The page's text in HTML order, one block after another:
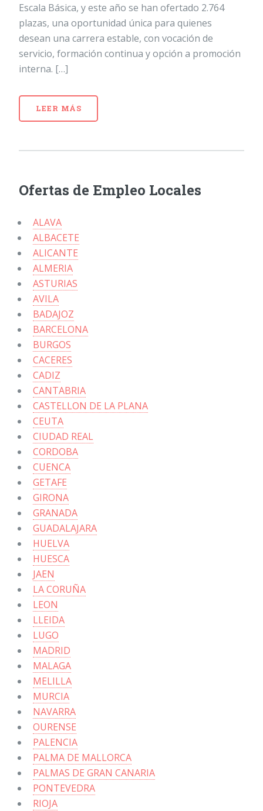
Escala Básica, y este año se han ofertado 2.764
plazas, una oportunidad única para quienes
desean una carrera estable, con vocación de
servicio, formación continua y opción a promoción
interna. […]
LEER MÁS
Ofertas de Empleo Locales
ALAVA
ALBACETE
ALICANTE
ALMERIA
ASTURIAS
AVILA
BADAJOZ
BARCELONA
BURGOS
CACERES
CADIZ
CANTABRIA
CASTELLON DE LA PLANA
CEUTA
CIUDAD REAL
CORDOBA
CUENCA
GETAFE
GIRONA
GRANADA
GUADALAJARA
HUELVA
HUESCA
JAEN
LA CORUÑA
LEON
LLEIDA
LUGO
MADRID
MALAGA
MELILLA
MURCIA
NAVARRA
OURENSE
PALENCIA
PALMA DE MALLORCA
PALMAS DE GRAN CANARIA
PONTEVEDRA
RIOJA